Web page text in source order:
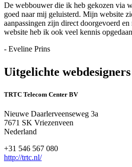
De webbouwer die ik heb gekozen via
goed naar mij geluisterd. Mijn website
aanpassingen zijn direct doorgevoerd en
website heb ik ook veel kennis
- Eveline Prins
Uitgelichte
TRTC Telecom Center BV
Nieuwe Daarlerveenseweg 3a
7671 SK Vriezenveen
Nederland
+31 546 567 080
http://trtc.nl/